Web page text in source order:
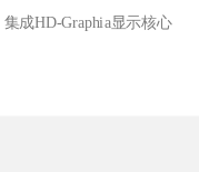
集成HD-Graphia显示核心